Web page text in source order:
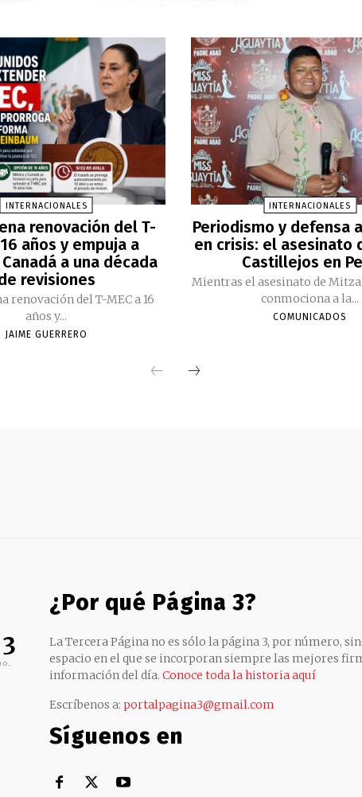
INTERNACIONALES
renovación del T-
16 años y empuja a
a una década
revisiones
renovación del T-MEC a 16
años y...
JAIME GUERRERO
INTERNACIONALES
Periodismo y defensa
en crisis: el asesinato
Castillejos en
Mientras el asesinato de
conmociona a la...
COMUNICADOS
¿Por qué Página 3?
La Tercera Página no es sólo la página 3, por número,
espacio en el que se incorporan siempre las mejores
información del día. Conoce toda la historia aquí
Escríbenos a: portalpagina3@gmail.com
Síguenos en